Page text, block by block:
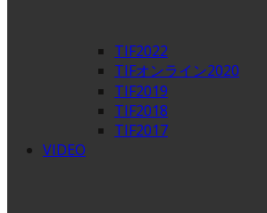
TIF2022
TIFオンライン2020
TIF2019
TIF2018
TIF2017
VIDEO